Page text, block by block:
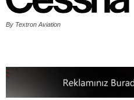
By Textron Aviation